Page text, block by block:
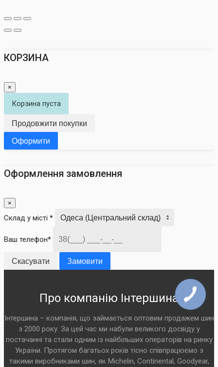
КОРЗИНА
×
Корзина пуста
Продовжити покупки
Оформити
Оформлення замовлення
×
Склад у місті *
Ваш телефон*
Скасувати Замовити
Про компанію Інтершина
Інтершина – компанія, що займається оптовим продажем шин
з 2000 року. За цей час ми набули великого досвіду у
постачанні та стали одним із найбільших операторів на ринку
України. Протягом багатьох років тісно співпрацюємо з
такими виробниками шин, як Michelin, Continental, Goodyear,